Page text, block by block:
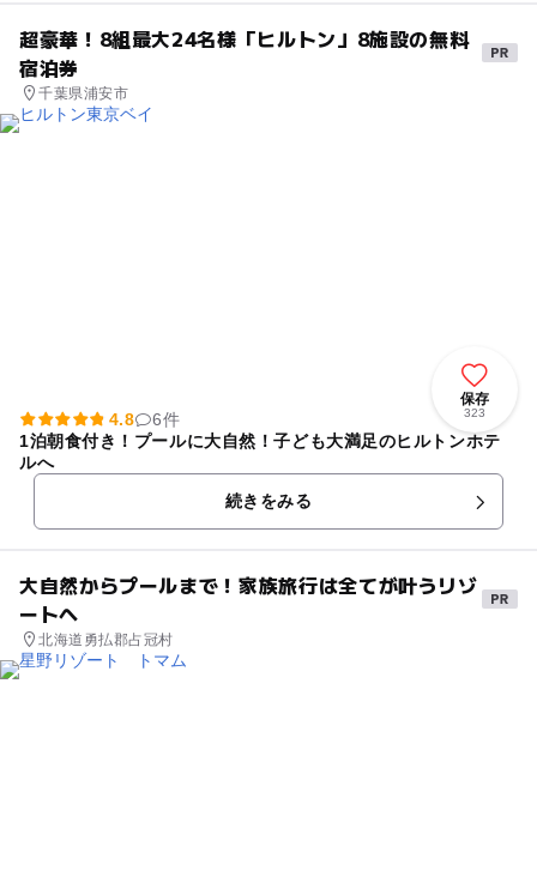
超豪華！8組最大24名様「ヒルトン」8施設の無料
宿泊券
千葉県浦安市
保存
323
4.8
6件
1泊朝食付き！プールに大自然！子ども大満足のヒルトンホテ
ルへ
続きをみる
大自然からプールまで！家族旅行は全てが叶うリゾ
ートへ
北海道勇払郡占冠村